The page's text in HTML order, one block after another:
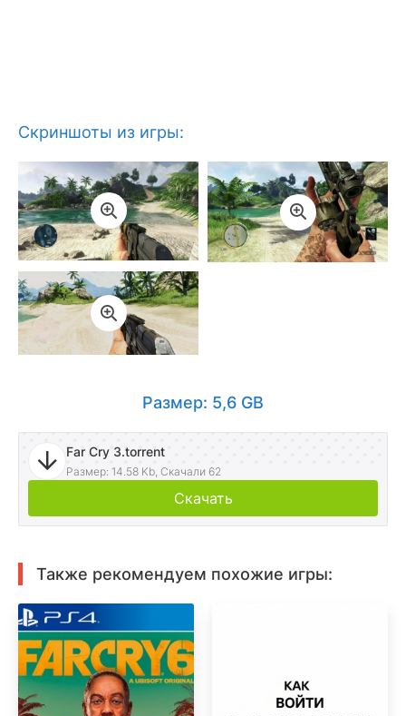
Скриншоты из игры:
Размер: 5,6 GB
Far Cry 3.torrent
Размер: 14.58 Kb, Скачали 62
Скачать
Также рекомендуем похожие игры: